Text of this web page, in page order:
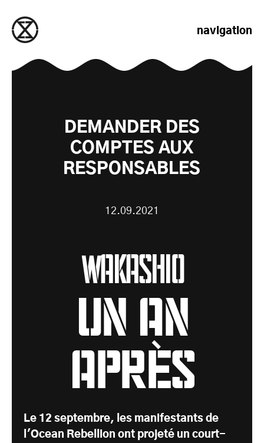
navigation
DEMANDER DES
COMPTES AUX
RESPONSABLES
12.09.2021
WAKASHIO
UN AN
APRÈS
Le 12 septembre, les manifestants de
l'Ocean Rebellion ont projeté un court-